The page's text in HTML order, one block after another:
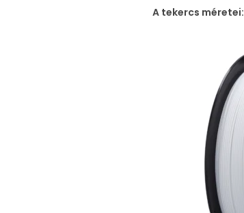
A tekercs méretei: